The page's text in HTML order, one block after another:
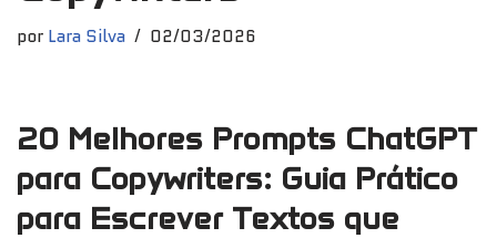
por Lara Silva 02/03/2026
20 Melhores Prompts ChatGPT
para Copywriters: Guia Prático
para Escrever Textos que